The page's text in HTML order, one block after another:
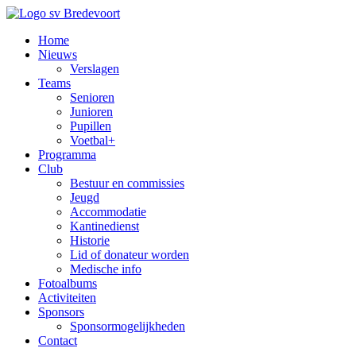
Home
Nieuws
Verslagen
Teams
Senioren
Junioren
Pupillen
Voetbal+
Programma
Club
Bestuur en commissies
Jeugd
Accommodatie
Kantinedienst
Historie
Lid of donateur worden
Medische info
Fotoalbums
Activiteiten
Sponsors
Sponsormogelijkheden
Contact